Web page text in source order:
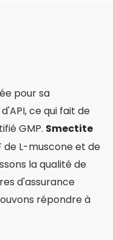
pour sa
ce qui fait de
GMP. Smectite
de L-muscone et de
la qualité de
d'assurance
répondre à